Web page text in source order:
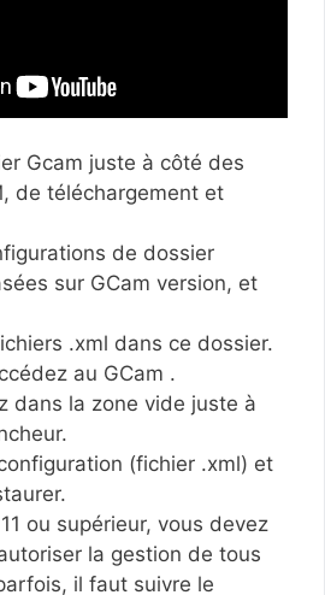
Gcam juste à côté des
de téléchargement et
de dossier
sur GCam version, et
.xml dans ce dossier.
au GCam .
dans la zone vide juste à
(fichier .xml) et
ou supérieur, vous devez
la gestion de tous
il faut suivre le